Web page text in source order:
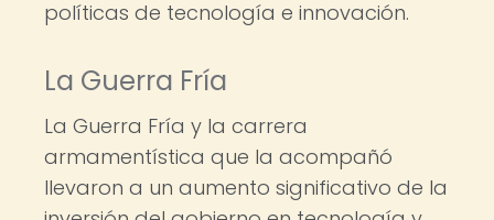
políticas de tecnología e innovación.
La Guerra Fría
La Guerra Fría y la carrera
armamentística que la acompañó
llevaron a un aumento significativo de la